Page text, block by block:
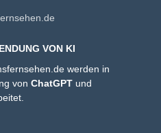
VON KI
werden in
von ChatGPT und